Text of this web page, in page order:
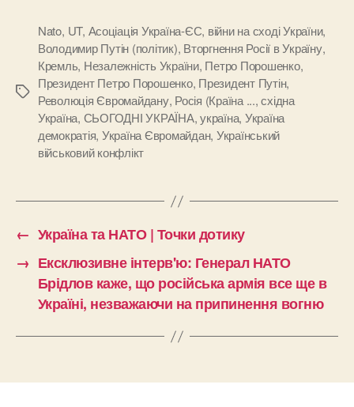
Позначки
Nato, UT, Асоціація Україна-ЄС, війни на сході України,
Володимир Путін (політик), Вторгнення Росії в Україну,
Кремль, Незалежність України, Петро Порошенко,
Президент Петро Порошенко, Президент Путін,
Революція Євромайдану, Росія (Країна ...,східна
Україна, СЬОГОДНІ УКРАЇНА,україна, Україна
демократія, Україна Євромайдан, Український
військовий конфлікт
← Україна та НАТО | Точки дотику
→ Ексклюзивне інтерв'ю: Генерал НАТО
Брідлов каже, що російська армія все ще в
Україні, незважаючи на припинення вогню